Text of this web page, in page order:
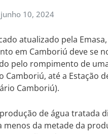
junho 10, 2024
atualizado pela
em Camboriú deve se
pelo rompimento de
Camboriú, até a Estação
Camboriú).
de água tratada
menos da metade da